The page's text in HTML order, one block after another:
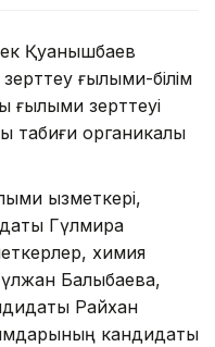
Қуанышбаев
ғылыми-білім
ғылыми зерттеуі
табиғи органикалық
қызметкері,
Гүлмира
химия
Балықбаева,
Райхан
кандидаты